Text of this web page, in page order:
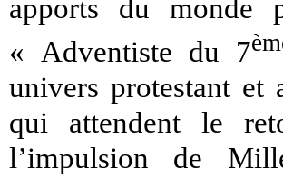
apports du monde
« Adventiste du 7
univers protestant et
qui attendent le
l’impulsion de